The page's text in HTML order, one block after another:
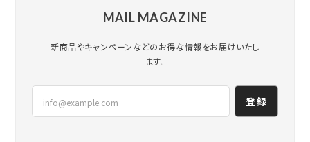
MAIL MAGAZINE
新商品やキャンペーンなどのお得な情報をお届けいたし
ます。
登録